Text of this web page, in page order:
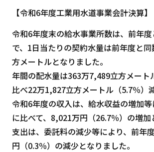
【令和6年度工業用水道事業会計決算】
令和6年度末の給水事業所数は、前年
で、1日当たりの契約水量は前年度と
方メートルとなりました。
年間の配水量は363万7,489立方メート
比べ22万1,827立方メートル（5.7％）
令和6年度の収入は、給水収益の増加
に比べて、8,021万円（26.7％）の増加
支出は、委託料の減少等により、前年
円（0.3％）の減少となりました。